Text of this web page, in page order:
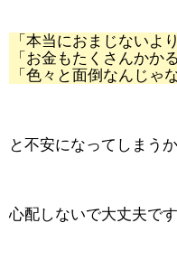
「本当におまじないよ
「お金もたくさんかか
「色々と面倒なんじゃ
と不安になってしまう
心配しないで大丈夫です